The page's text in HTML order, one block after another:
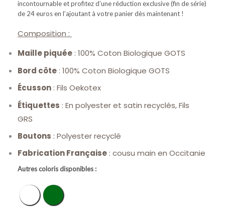
incontournable et profitez d’une réduction exclusive (fin de série)
de 24 euros en l’ajoutant à votre panier dès maintenant !
Composition :
Maille piquée : 100% Coton Biologique GOTS
Bord côte : 100% Coton Biologique GOTS
Écusson : Fils Oekotex
Étiquettes : En polyester et satin recyclés, Fils
GRS
Boutons : Polyester recyclé
Fabrication Française : cousu main en Occitanie
Autres coloris disponibles :
Vert